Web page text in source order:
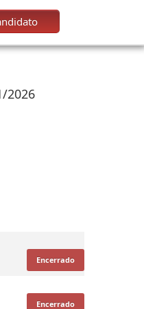
2026
Encerrado
Encerrado